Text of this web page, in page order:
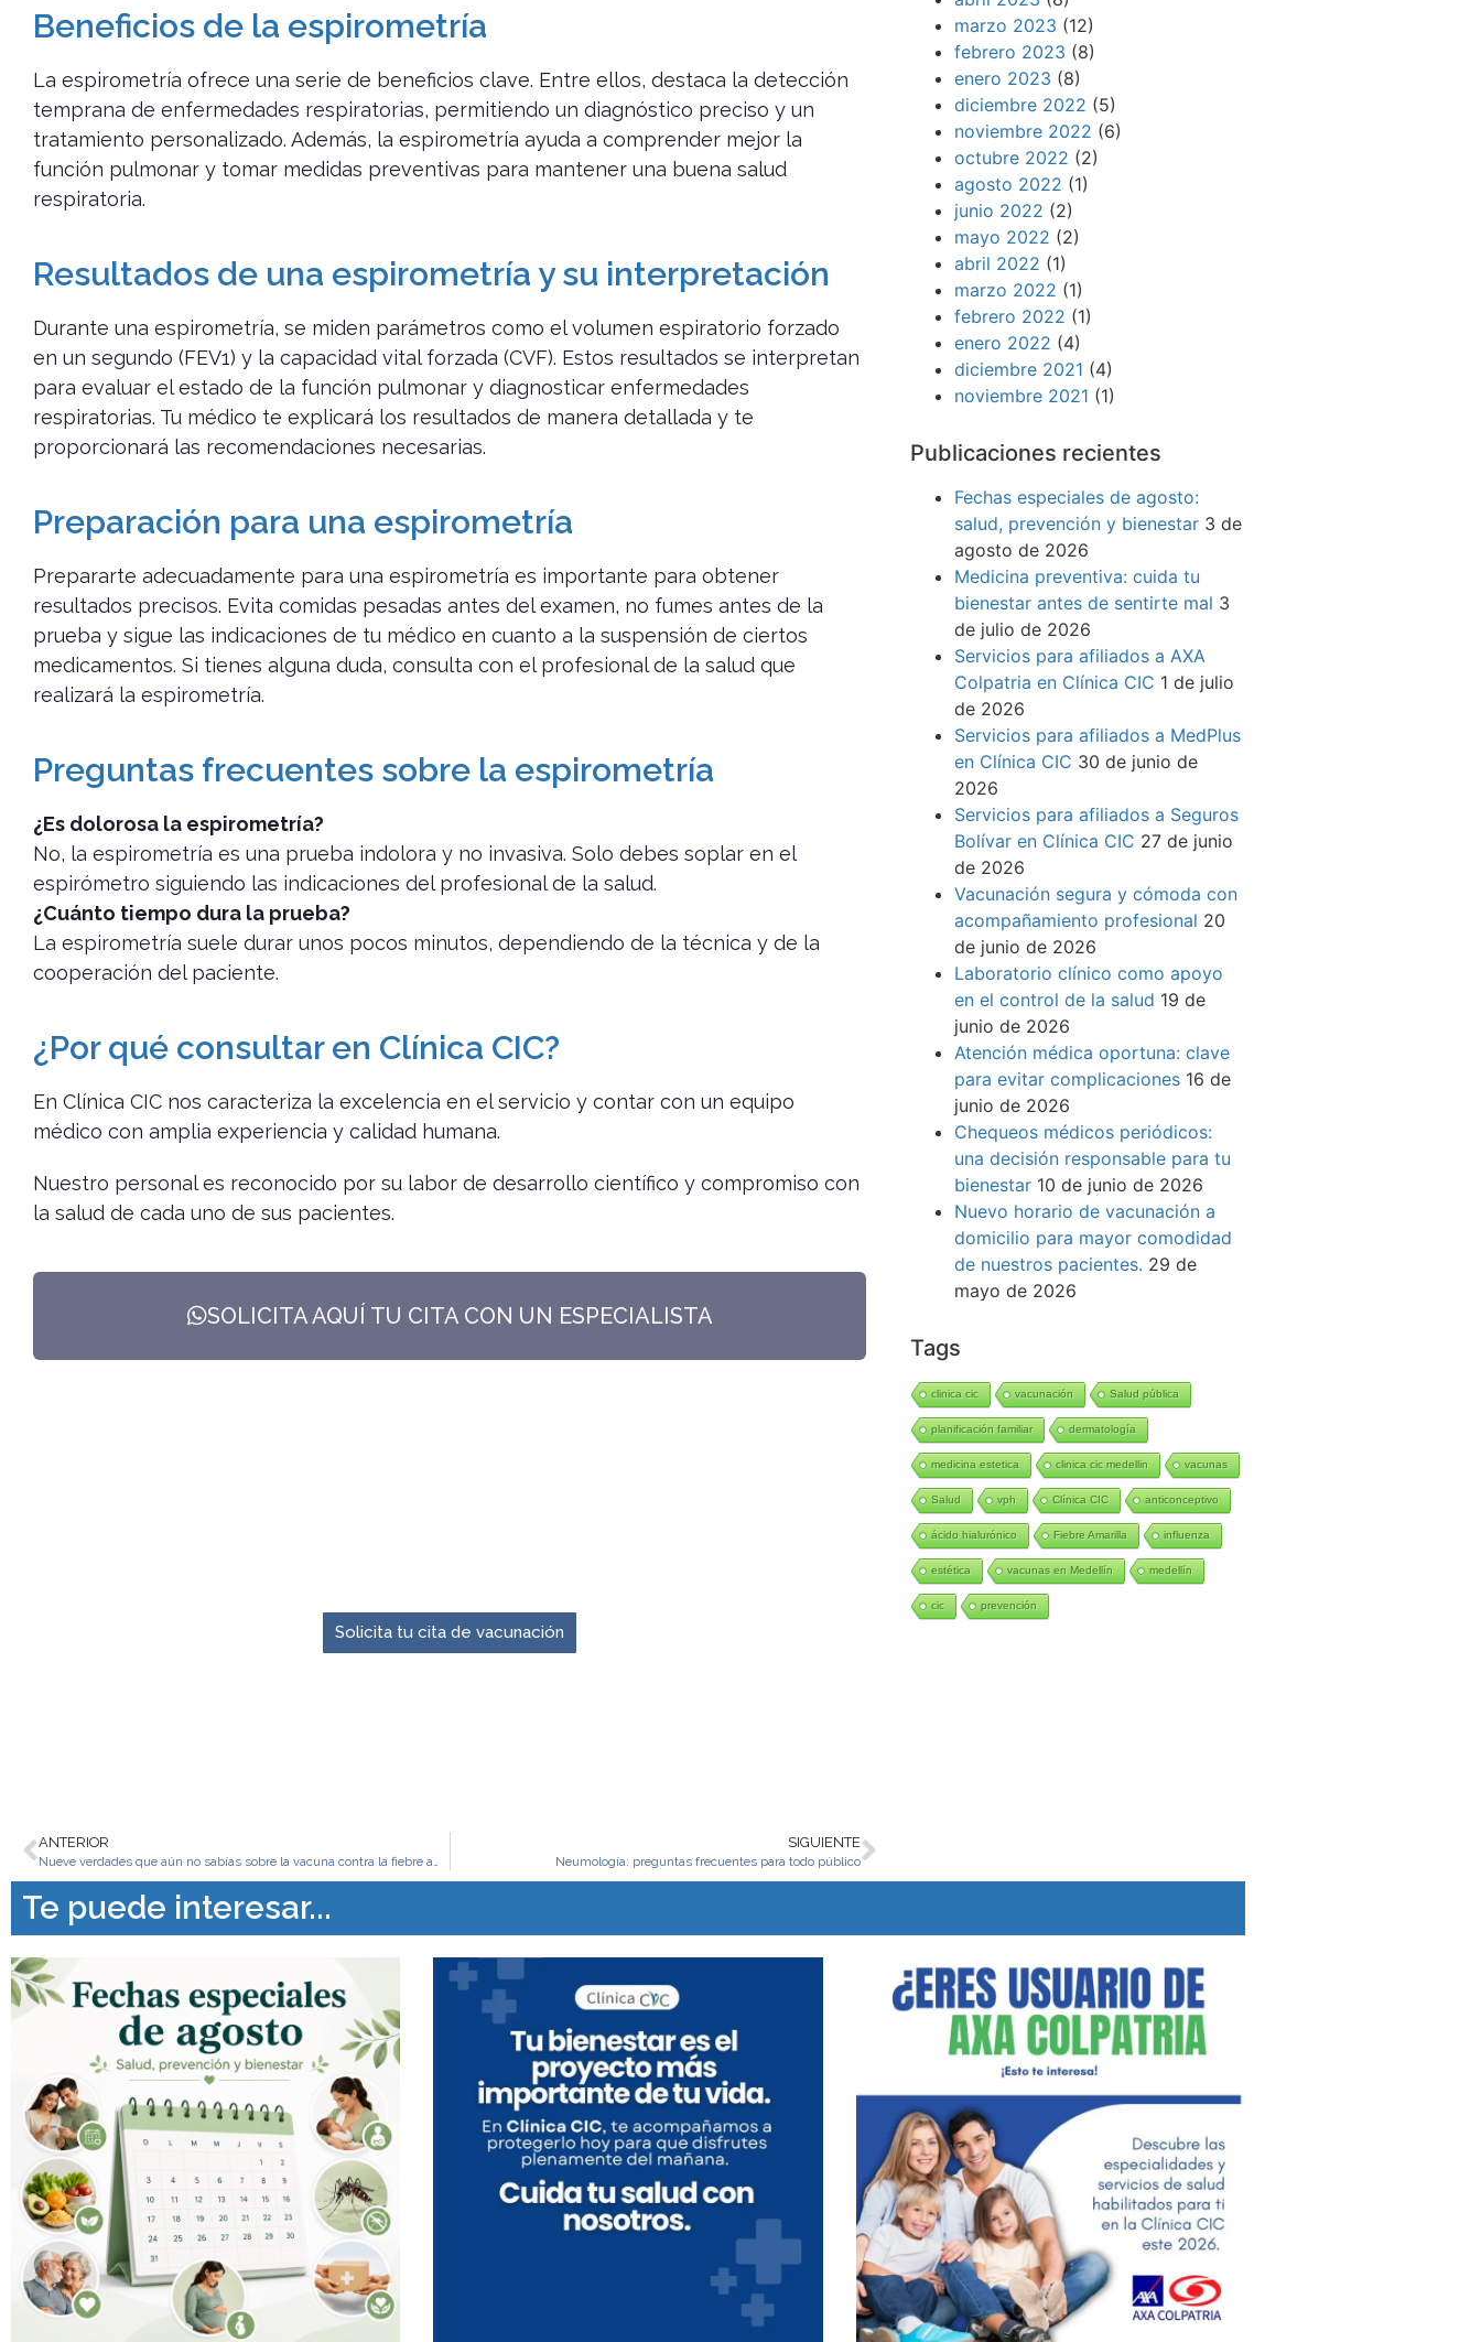
Beneficios de la espirometría
La espirometría ofrece una serie de beneficios clave. Entre ellos, destaca la detección
temprana de enfermedades respiratorias, permitiendo un diagnóstico preciso y un
tratamiento personalizado. Además, la espirometría ayuda a comprender mejor la
función pulmonar y tomar medidas preventivas para mantener una buena salud
respiratoria.
Resultados de una espirometría y su interpretación
Durante una espirometría, se miden parámetros como el volumen espiratorio forzado
en un segundo (FEV1) y la capacidad vital forzada (CVF). Estos resultados se interpretan
para evaluar el estado de la función pulmonar y diagnosticar enfermedades
respiratorias. Tu médico te explicará los resultados de manera detallada y te
proporcionará las recomendaciones necesarias.
Preparación para una espirometría
Prepararte adecuadamente para una espirometría es importante para obtener
resultados precisos. Evita comidas pesadas antes del examen, no fumes antes de la
prueba y sigue las indicaciones de tu médico en cuanto a la suspensión de ciertos
medicamentos. Si tienes alguna duda, consulta con el profesional de la salud que
realizará la espirometría.
Preguntas frecuentes sobre la espirometría
¿Es dolorosa la espirometría?
No, la espirometría es una prueba indolora y no invasiva. Solo debes soplar en el
espirómetro siguiendo las indicaciones del profesional de la salud.
¿Cuánto tiempo dura la prueba?
La espirometría suele durar unos pocos minutos, dependiendo de la técnica y de la
cooperación del paciente.
¿Por qué consultar en Clínica CIC?
En Clínica CIC nos caracteriza la excelencia en el servicio y contar con un equipo
médico con amplia experiencia y calidad humana.
Nuestro personal es reconocido por su labor de desarrollo científico y compromiso con
la salud de cada uno de sus pacientes.
SOLICITA AQUÍ TU CITA CON UN ESPECIALISTA
Solicita tu cita de vacunación
ANTERIOR
Nueve verdades que aún no sabías sobre la vacuna contra la fiebre amarilla
SIGUIENTE
Neumología: preguntas frecuentes para todo público
marzo 2023 (12)
febrero 2023 (8)
enero 2023 (8)
diciembre 2022 (5)
noviembre 2022 (6)
octubre 2022 (2)
agosto 2022 (1)
junio 2022 (2)
mayo 2022 (2)
abril 2022 (1)
marzo 2022 (1)
febrero 2022 (1)
enero 2022 (4)
diciembre 2021 (4)
noviembre 2021 (1)
Publicaciones recientes
Fechas especiales de agosto:
salud, prevención y bienestar 3 de
agosto de 2026
Medicina preventiva: cuida tu
bienestar antes de sentirte mal 3
de julio de 2026
Servicios para afiliados a AXA
Colpatria en Clínica CIC 1 de julio
de 2026
Servicios para afiliados a MedPlus
en Clínica CIC 30 de junio de
2026
Servicios para afiliados a Seguros
Bolívar en Clínica CIC 27 de junio
de 2026
Vacunación segura y cómoda con
acompañamiento profesional 20
de junio de 2026
Laboratorio clínico como apoyo
en el control de la salud 19 de
junio de 2026
Atención médica oportuna: clave
para evitar complicaciones 16 de
junio de 2026
Chequeos médicos periódicos:
una decisión responsable para tu
bienestar 10 de junio de 2026
Nuevo horario de vacunación a
domicilio para mayor comodidad
de nuestros pacientes. 29 de
mayo de 2026
Tags
clinica cic vacunación Salud pública
planificación familiar dermatología
medicina estetica clinica cic medellin vacunas
Salud vph Clínica CIC anticonceptivo
ácido hialurónico Fiebre Amarilla influenza
estética vacunas en Medellín medellín
cic prevención
Te puede interesar...